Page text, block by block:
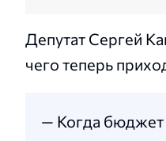
Депутат Сергей
чего теперь
— Когда бюджет